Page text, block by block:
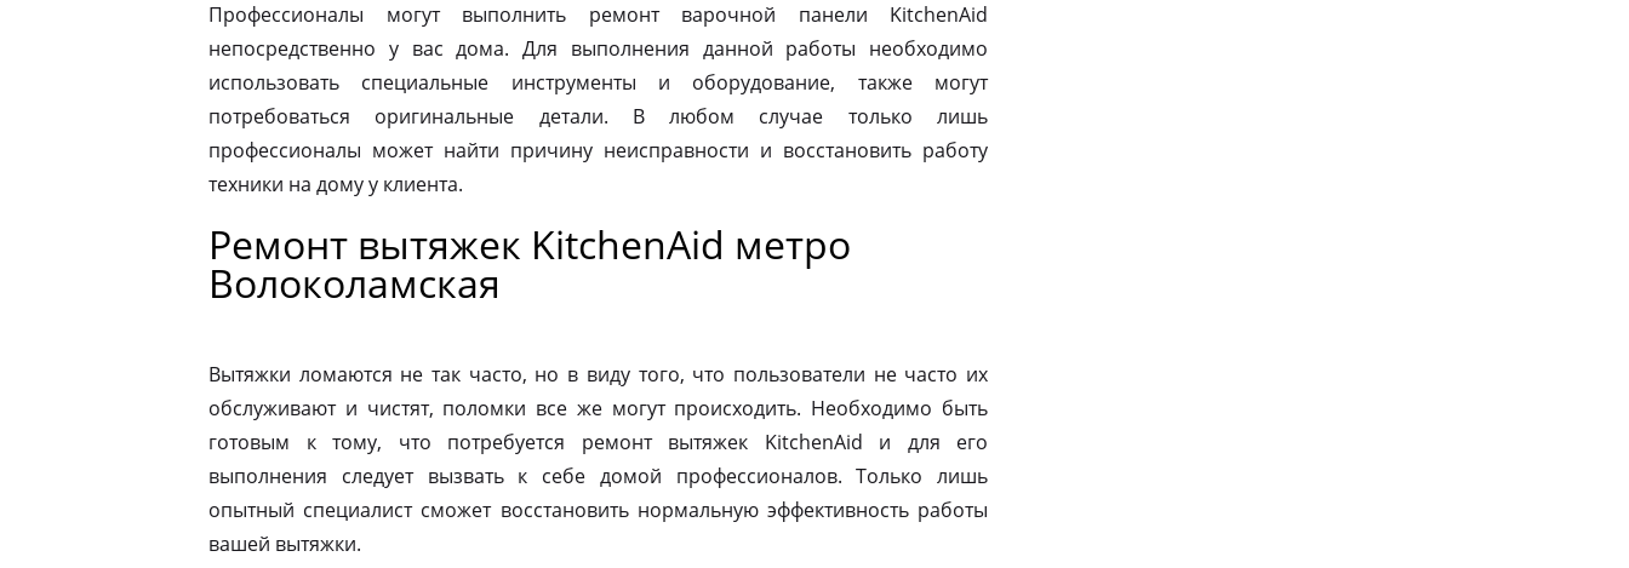
Профессионалы могут выполнить ремонт варочной панели KitchenAid
непосредственно у вас дома. Для выполнения данной работы необходимо
использовать специальные инструменты и оборудование, также могут
потребоваться оригинальные детали. В любом случае только лишь
профессионалы может найти причину неисправности и восстановить работу
техники на дому у клиента.
Ремонт вытяжек KitchenAid метро
Волоколамская
Вытяжки ломаются не так часто, но в виду того, что пользователи не часто их
обслуживают и чистят, поломки все же могут происходить. Необходимо быть
готовым к тому, что потребуется ремонт вытяжек KitchenAid и для его
выполнения следует вызвать к себе домой профессионалов. Только лишь
опытный специалист сможет восстановить нормальную эффективность работы
вашей вытяжки.